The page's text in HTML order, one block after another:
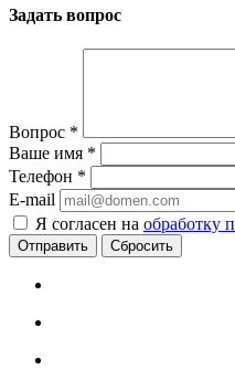
Задать вопрос
Вопрос *
Ваше имя *
Телефон *
E-mail
Я согласен на обработку
Сбросить